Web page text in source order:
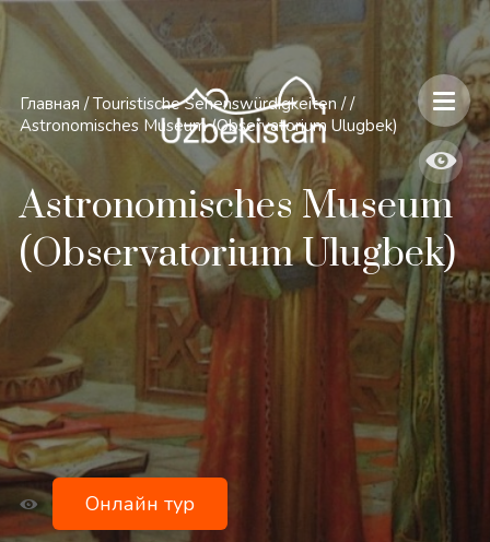
Главная / Touristische Sehenswürdigkeiten / /
Astronomisches Museum (Observatorium Ulugbek)
Astronomisches Museum
(Observatorium Ulugbek)
Онлайн тур